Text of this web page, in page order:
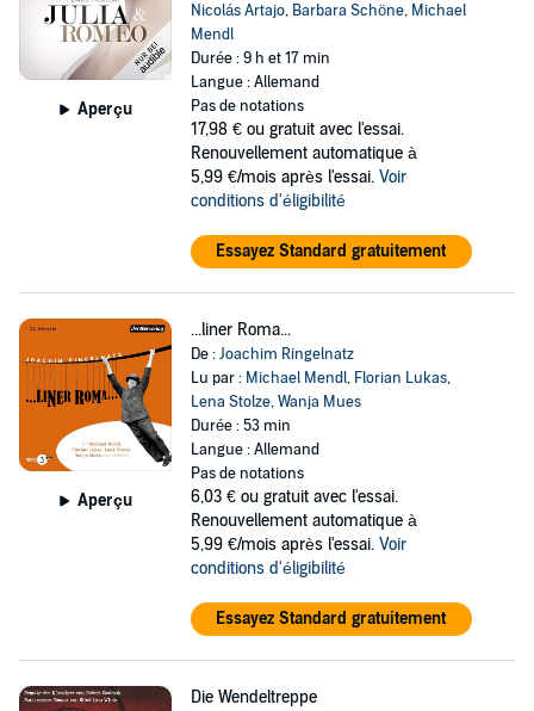
Aperçu
Nicolás Artajo, Barbara Schöne, Michael
Mendl
Durée : 9 h et 17 min
Langue : Allemand
Pas de notations
17,98 € ou gratuit avec l'essai.
Renouvellement automatique à
5,99 €/mois après l'essai. Voir
conditions d'éligibilité
Essayez Standard gratuitement
Aperçu
...liner Roma...
De :Joachim Ringelnatz
Lu par : Michael Mendl, Florian Lukas,
Lena Stolze,Wanja Mues
Durée : 53 min
Langue : Allemand
Pas de notations
6,03 € ou gratuit avec l'essai.
Renouvellement automatique à
5,99 €/mois après l'essai. Voir
conditions d'éligibilité
Essayez Standard gratuitement
Die Wendeltreppe